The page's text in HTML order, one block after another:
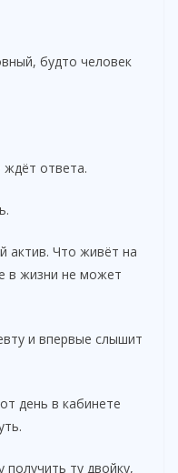
будто человек
ждёт ответа.
актив. Что живёт на
в жизни не может
и впервые слышит
день в кабинете
получить ту двойку,